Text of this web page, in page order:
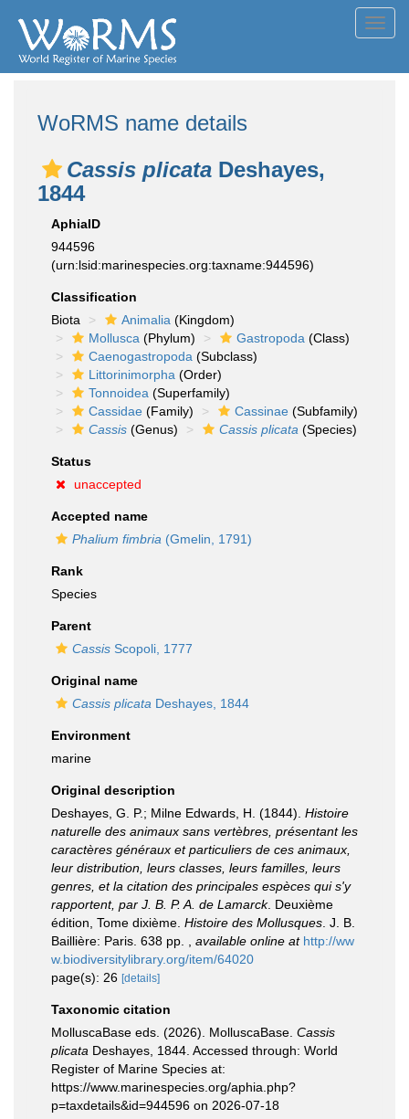
WoRMS name details
Cassis plicata Deshayes,
1844
AphiaID
944596
(urn:lsid:marinespecies.org:taxname:944596)
Classification
Biota
Animalia (Kingdom)
Mollusca (Phylum) Gastropoda (Class)
Caenogastropoda (Subclass)
Littorinimorpha (Order)
Tonnoidea (Superfamily)
Cassidae (Family) Cassinae (Subfamily)
Cassis (Genus) Cassis plicata (Species)
Status
unaccepted
Accepted name
Phalium fimbria (Gmelin, 1791)
Rank
Species
Parent
Cassis Scopoli, 1777
Original name
Cassis plicata Deshayes, 1844
Environment
marine
Original description
Deshayes, G. P.; Milne Edwards, H. (1844). Histoire
naturelle des animaux sans vertèbres, présentant les
caractères généraux et particuliers de ces animaux,
leur distribution, leurs classes, leurs familles, leurs
genres, et la citation des principales espèces qui s'y
rapportent, par J. B. P. A. de Lamarck. Deuxième
édition, Tome dixième. Histoire des Mollusques . J. B.
Baillière: Paris. 638 pp.
available online at http://ww
w.biodiversitylibrary.org/item/64020
page(s): 26 [details]
Taxonomic citation
MolluscaBase eds. (2026). MolluscaBase. Cassis
plicata Deshayes, 1844. Accessed through: World
Register of Marine Species at:
https://www.marinespecies.org/aphia.php?
p=taxdetails&id=944596 on 2026-07-18